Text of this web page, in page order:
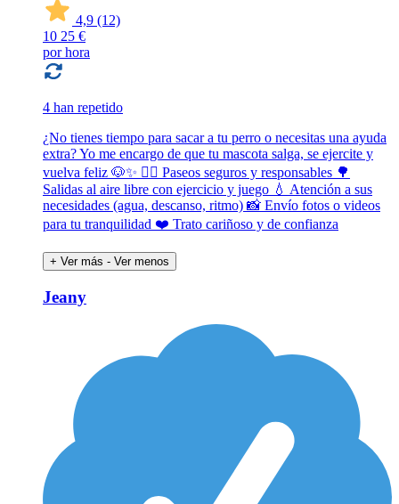
4,9 (12)
10 25 €
por hora
4 han repetido
¿No tienes tiempo para sacar a tu perro o necesitas una ayuda
extra? Yo me encargo de que tu mascota salga, se ejercite y
vuelva feliz 🐶✨ 🚶‍♂️ Paseos seguros y responsables 🌳
Salidas al aire libre con ejercicio y juego 💧 Atención a sus
necesidades (agua, descanso, ritmo) 📸 Envío fotos o videos
para tu tranquilidad ❤️ Trato cariñoso y de confianza
+ Ver más - Ver menos
Jeany